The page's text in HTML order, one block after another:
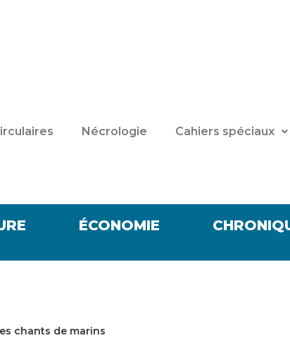
Nécrologie Cahiers spéciaux
ÉCONOMIE
chants de marins